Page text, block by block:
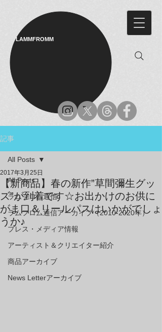
LAMMFROMM​
記事
All Posts
ラムフロム通信
ラムフロム通信アーカイブ（2010-2020年）
プレス・メディア情報
アーティスト＆クリエイター紹介
商品アーカイブ
News Letterアーカイブ
All Posts
【新商品】春の新作”草間彌生グッ
ズ”が到着です☆お出かけのお供に
がま口＆リールパスはいかがでしょ
うか♪
2017年3月25日